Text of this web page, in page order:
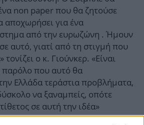
non paper που θα ζητούσε
αποχωρήσει για ένα
από την ευρωζώνη . Ήμουν
αυτό, γιατί από τη στιγμή που
τονίζει ο κ. Γιούνκερ. «Είναι
παρόλο που αυτό θα
Ελλάδα τεράστια προβλήματα,
να ξαναμπείς, οπότε
σε αυτή την ιδέα»